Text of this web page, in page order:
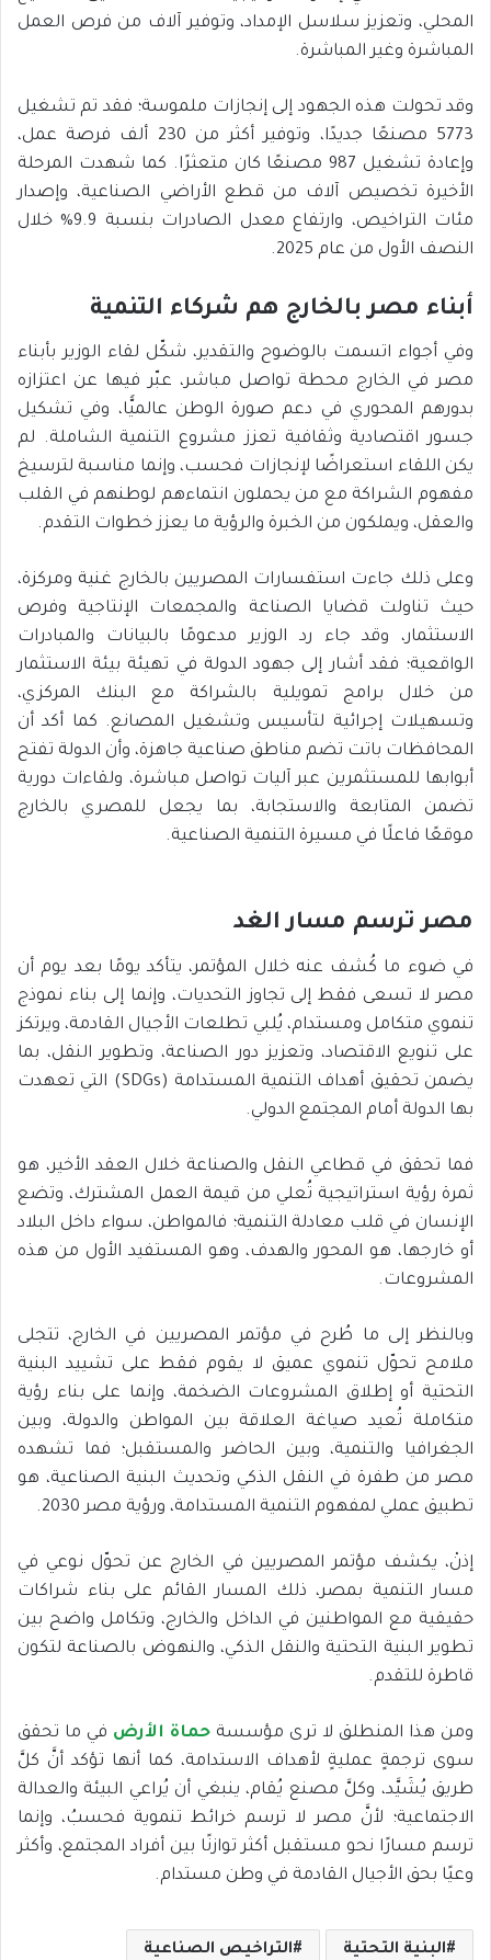
المحلي، وتعزيز سلاسل الإمداد، وتوفير آلاف من فرص العمل
المباشرة وغير المباشرة.
وقد تحولت هذه الجهود إلى إنجازات ملموسة؛ فقد تم تشغيل
5773 مصنعًا جديدًا، وتوفير أكثر من 230 ألف فرصة عمل،
وإعادة تشغيل 987 مصنعًا كان متعثرًا. كما شهدت المرحلة
الأخيرة تخصيص آلاف من قطع الأراضي الصناعية، وإصدار
مئات التراخيص، وارتفاع معدل الصادرات بنسبة 9.9% خلال
النصف الأول من عام 2025.
أبناء مصر بالخارج هم شركاء التنمية
وفي أجواء اتسمت بالوضوح والتقدير، شكّل لقاء الوزير بأبناء
مصر في الخارج محطة تواصل مباشر، عبّر فيها عن اعتزازه
بدورهم المحوري في دعم صورة الوطن عالميًّا، وفي تشكيل
جسور اقتصادية وثقافية تعزز مشروع التنمية الشاملة. لم
يكن اللقاء استعراضًا لإنجازات فحسب، وإنما مناسبة لترسيخ
مفهوم الشراكة مع من يحملون انتماءهم لوطنهم في القلب
والعقل، ويملكون من الخبرة والرؤية ما يعزز خطوات التقدم.
وعلى ذلك جاءت استفسارات المصريين بالخارج غنية ومركزة،
حيث تناولت قضايا الصناعة والمجمعات الإنتاجية وفرص
الاستثمار، وقد جاء رد الوزير مدعومًا بالبيانات والمبادرات
الواقعية؛ فقد أشار إلى جهود الدولة في تهيئة بيئة الاستثمار
من خلال برامج تمويلية بالشراكة مع البنك المركزي،
وتسهيلات إجرائية لتأسيس وتشغيل المصانع. كما أكد أن
المحافظات باتت تضم مناطق صناعية جاهزة، وأن الدولة تفتح
أبوابها للمستثمرين عبر آليات تواصل مباشرة، ولقاءات دورية
تضمن المتابعة والاستجابة، بما يجعل للمصري بالخارج
موقعًا فاعلًا في مسيرة التنمية الصناعية.
مصر ترسم مسار الغد
في ضوء ما كُشف عنه خلال المؤتمر، يتأكد يومًا بعد يوم أن
مصر لا تسعى فقط إلى تجاوز التحديات، وإنما إلى بناء نموذج
تنموي متكامل ومستدام، يُلبي تطلعات الأجيال القادمة، ويرتكز
على تنويع الاقتصاد، وتعزيز دور الصناعة، وتطوير النقل، بما
يضمن تحقيق أهداف التنمية المستدامة (SDGs) التي تعهدت
بها الدولة أمام المجتمع الدولي.
فما تحقق في قطاعي النقل والصناعة خلال العقد الأخير، هو
ثمرة رؤية استراتيجية تُعلي من قيمة العمل المشترك، وتضع
الإنسان في قلب معادلة التنمية؛ فالمواطن، سواء داخل البلاد
أو خارجها، هو المحور والهدف، وهو المستفيد الأول من هذه
المشروعات.
وبالنظر إلى ما طُرح في مؤتمر المصريين في الخارج، تتجلى
ملامح تحوّل تنموي عميق لا يقوم فقط على تشييد البنية
التحتية أو إطلاق المشروعات الضخمة، وإنما على بناء رؤية
متكاملة تُعيد صياغة العلاقة بين المواطن والدولة، وبين
الجغرافيا والتنمية، وبين الحاضر والمستقبل؛ فما تشهده
مصر من طفرة في النقل الذكي وتحديث البنية الصناعية، هو
تطبيق عملي لمفهوم التنمية المستدامة، ورؤية مصر 2030.
إذنْ، يكشف مؤتمر المصريين في الخارج عن تحوّل نوعي في
مسار التنمية بمصر، ذلك المسار القائم على بناء شراكات
حقيقية مع المواطنين في الداخل والخارج، وتكامل واضح بين
تطوير البنية التحتية والنقل الذكي، والنهوض بالصناعة لتكون
قاطرة للتقدم.
ومن هذا المنطلق لا ترى مؤسسة حماة الأرض في ما تحقق
سوى ترجمةٍ عمليةٍ لأهداف الاستدامة، كما أنها تؤكد أنَّ كلَّ
طريق يُشَيَّد، وكلَّ مصنع يُقام، ينبغي أن يُراعي البيئة والعدالة
الاجتماعية؛ لأنَّ مصر لا ترسم خرائط تنموية فحسبُ، وإنما
ترسم مسارًا نحو مستقبل أكثر توازنًا بين أفراد المجتمع، وأكثر
وعيًا بحق الأجيال القادمة في وطن مستدام.
البنية التحتية التراخيص الصناعية